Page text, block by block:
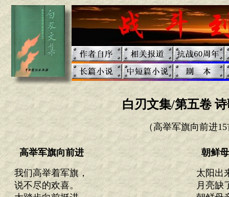
白刃文集/第五卷
（高举军旗向前进
朝鲜
太阳出
月亮缺
高举军旗向前进
我们高举着军旗，
说不尽的欢喜。